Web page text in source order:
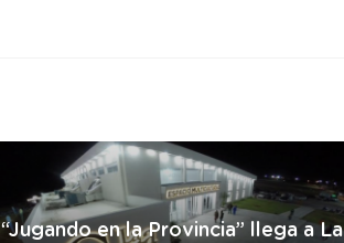
“Jugando en la Provincia” llega a La